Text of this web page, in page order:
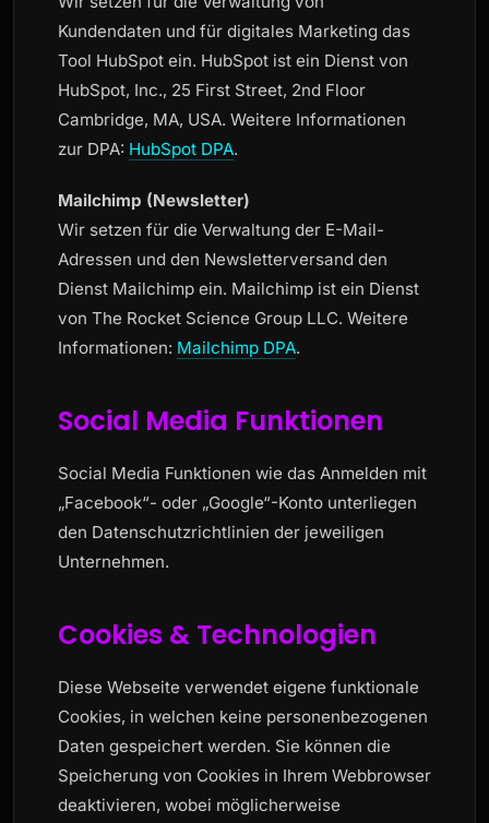
Kundendaten und für digitales Marketing das
Tool HubSpot ein. HubSpot ist ein Dienst von
HubSpot, Inc., 25 First Street, 2nd Floor
Cambridge, MA, USA. Weitere Informationen
zur DPA: HubSpot DPA.
Mailchimp (Newsletter)
Wir setzen für die Verwaltung der E-Mail-
Adressen und den Newsletterversand den
Dienst Mailchimp ein. Mailchimp ist ein Dienst
von The Rocket Science Group LLC. Weitere
Informationen: Mailchimp DPA.
Social Media Funktionen
Social Media Funktionen wie das Anmelden mit
„Facebook“- oder „Google“-Konto unterliegen
den Datenschutzrichtlinien der jeweiligen
Unternehmen.
Cookies & Technologien
Diese Webseite verwendet eigene funktionale
Cookies, in welchen keine personenbezogenen
Daten gespeichert werden. Sie können die
Speicherung von Cookies in Ihrem Webbrowser
deaktivieren, wobei möglicherweise